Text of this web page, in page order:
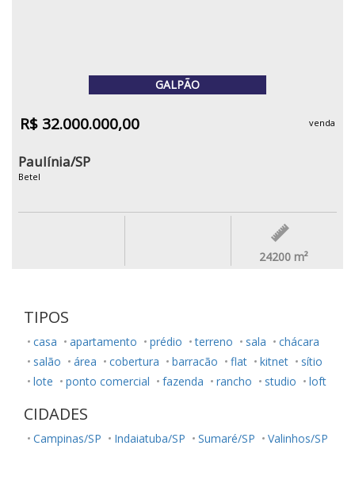
GALPÃO
R$ 32.000.000,00 venda
Paulínia/SP
Betel
24200 m²
TIPOS
casa apartamento prédio terreno sala
chácara
salão
área cobertura barracão flat kitnet
sítio
lote
ponto comercial fazenda rancho studio loft
CIDADES
Campinas/SP Indaiatuba/SP Sumaré/SP Valinhos/SP